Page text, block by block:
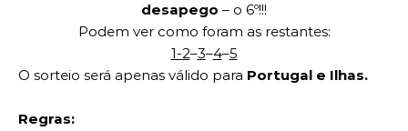
desapego – o 6º!!!
Podem ver como foram as restantes:
1-2–3–4–5
O sorteio será apenas válido para Portugal e Ilhas.
Regras: